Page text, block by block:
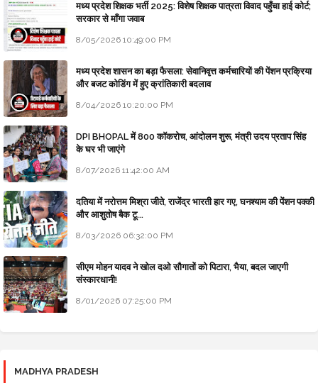
मध्य प्रदेश शिक्षक भर्ती 2025: विशेष शिक्षक पात्रता विवाद पहुँचा हाई कोर्ट;
सरकार से माँगा जवाब
8/05/2026 10:49:00 PM
मध्य प्रदेश शासन का बड़ा फैसला: सेवानिवृत्त कर्मचारियों की पेंशन प्रक्रिया
और बजट कोडिंग में हुए क्रांतिकारी बदलाव
8/04/2026 10:20:00 PM
DPI BHOPAL में 800 कॉकरोच, आंदोलन शुरू, मंत्री उदय प्रताप सिंह
के घर भी जाएंगे
8/07/2026 11:42:00 AM
दतिया में नरोत्तम मिश्रा जीते, राजेंद्र भारती हार गए, घनश्याम की पेंशन पक्की
और आशुतोष बैक टू...
8/03/2026 06:32:00 PM
सीएम मोहन यादव ने खोल दओ सौगातों को पिटारा, भैया, बदल जाएगी
संस्कारधानी!
8/01/2026 07:25:00 PM
MADHYA PRADESH